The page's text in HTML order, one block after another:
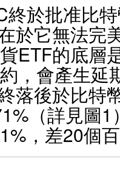
於批准比
於它無法完
ETF的底層
，會產生延
落後於比特
（詳見圖1
，差20個